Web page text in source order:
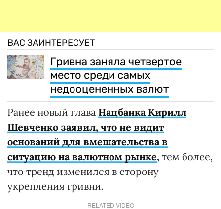
ВАС ЗАИНТЕРЕСУЕТ
Гривна заняла четвертое
место среди самых
недооцененных валют
Ранее новый глава Нацбанка Кирилл
Шевченко заявил, что не видит
оснований для вмешательства в
ситуацию на валютном рынке, тем более,
что тренд изменился в сторону
укрепления гривни.
RELATED VIDEO